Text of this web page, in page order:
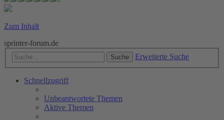
Zum Inhalt
sprinter-forum.de
Suche Erweiterte Suche
Schnellzugriff
Unbeantwortete Themen
Aktive Themen